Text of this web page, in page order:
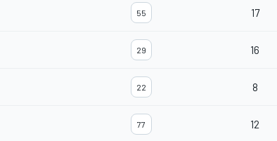
55 17
29 16
22 8
77 12